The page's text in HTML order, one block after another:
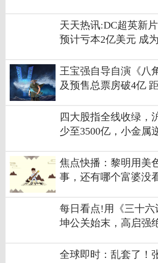
天天热讯:DC超英新片
预计亏本2亿美元 成
王宝强自导自演《八
及预售总票房破4亿
四大股指全线收绿，
少至3500亿，小金属
焦点快播：黎明用美
事，还有哪个富婆没
每日看点!用《三十六
坤公关始末，高启强
全球即时：乱套了！